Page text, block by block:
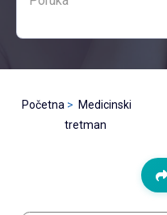
Početna
Medicinski
tretman